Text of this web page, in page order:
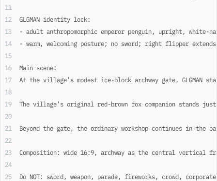
GLGMAN identity lock:
- adult anthropomorphic emperor penguin, upright, white-
- warm, welcoming posture; no sword; right flipper
Main scene:
At the village's modest ice-block archway gate,
The village's original red-brown fox companion stands
Beyond the gate, the ordinary workshop continues in the
Composition: wide 16:9, archway as the central vertical
Do NOT: sword, weapon, parade, fireworks, crowd,